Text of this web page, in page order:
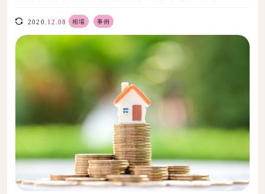
2020. 12.08 相場 事例